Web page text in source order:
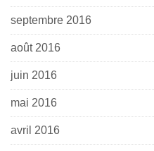
septembre 2016
août 2016
juin 2016
mai 2016
avril 2016